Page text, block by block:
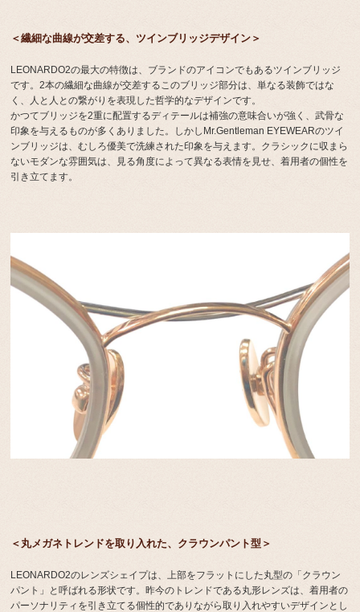
＜繊細な曲線が交差する、ツインブリッジデザイン＞
LEONARDO2の最大の特徴は、ブランドのアイコンでもあるツインブリッジ
です。2本の繊細な曲線が交差するこのブリッジ部分は、単なる装飾ではな
く、人と人との繋がりを表現した哲学的なデザインです。
かつてブリッジを2重に配置するディテールは補強の意味合いが強く、武骨な
印象を与えるものが多くありました。しかしMr.Gentleman EYEWEARのツイ
ンブリッジは、むしろ優美で洗練された印象を与えます。クラシックに収まら
ないモダンな雰囲気は、見る角度によって異なる表情を見せ、着用者の個性を
引き立てます。
＜丸メガネトレンドを取り入れた、クラウンパント型＞
LEONARDO2のレンズシェイプは、上部をフラットにした丸型の「クラウン
パント」と呼ばれる形状です。昨今のトレンドである丸形レンズは、着用者の
パーソナリティを引き立てる個性的でありながら取り入れやすいデザインとし